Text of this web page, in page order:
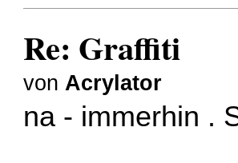
Re: Graffiti
von Acrylator
na - immerhin .